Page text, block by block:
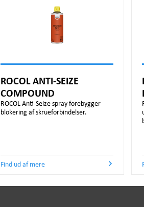
ROCOL ANTI-SEIZE
COMPOUND
ROCOL Anti-Seize spray forebygger
blokering af skrueforbindelser.
Find ud af mere